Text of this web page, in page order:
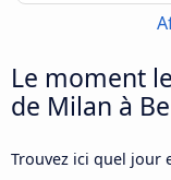
Le moment
de Milan à
Trouvez ici quel jour